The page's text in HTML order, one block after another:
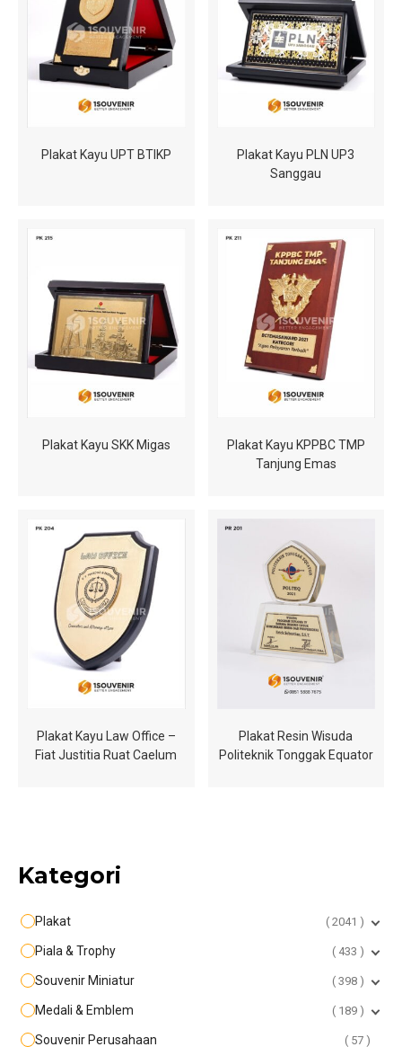
Plakat Kayu UPT BTIKP
Plakat Kayu PLN UP3
Sanggau
Plakat Kayu SKK Migas
Plakat Kayu KPPBC TMP
Tanjung Emas
Plakat Kayu Law Office –
Fiat Justitia Ruat Caelum
Plakat Resin Wisuda
Politeknik Tonggak Equator
Kategori
Plakat 2041
Piala & Trophy 433
Souvenir Miniatur 398
Medali & Emblem 189
Souvenir Perusahaan 57